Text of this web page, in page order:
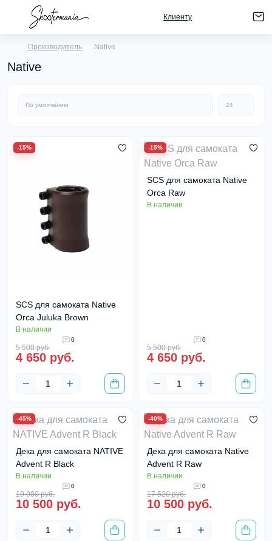
Клиенту
Производитель Native
Native
-15%
SCS для самоката Native
Orca Juluka Brown
В наличии
0
5 500 руб.
4 650 руб.
-15%
SCS для самоката Native
Orca Raw
В наличии
0
5 500 руб.
4 650 руб.
-45%
Дека для самоката NATIVE
Advent R Black
В наличии
0
19 000 руб.
10 500 руб.
-40%
Дека для самоката Native
Advent R Raw
В наличии
0
17 520 руб.
10 500 руб.